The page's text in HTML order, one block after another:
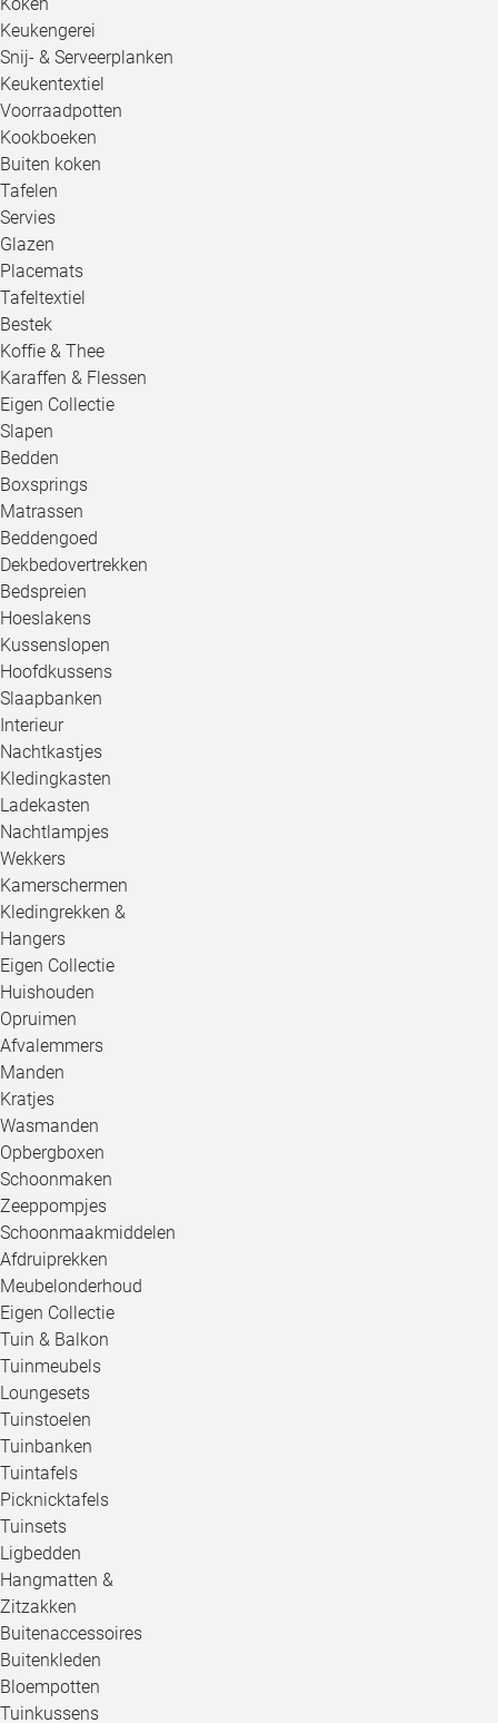
Keukengerei
Snij- & Serveerplanken
Keukentextiel
Voorraadpotten
Kookboeken
Buiten koken
Tafelen
Servies
Glazen
Placemats
Tafeltextiel
Bestek
Koffie & Thee
Karaffen & Flessen
Eigen Collectie
Slapen
Bedden
Boxsprings
Matrassen
Beddengoed
Dekbedovertrekken
Bedspreien
Hoeslakens
Kussenslopen
Hoofdkussens
Slaapbanken
Interieur
Nachtkastjes
Kledingkasten
Ladekasten
Nachtlampjes
Wekkers
Kamerschermen
Kledingrekken &
Hangers
Eigen Collectie
Huishouden
Opruimen
Afvalemmers
Manden
Kratjes
Wasmanden
Opbergboxen
Schoonmaken
Zeeppompjes
Schoonmaakmiddelen
Afdruiprekken
Meubelonderhoud
Eigen Collectie
Tuin & Balkon
Tuinmeubels
Loungesets
Tuinstoelen
Tuinbanken
Tuintafels
Picknicktafels
Tuinsets
Ligbedden
Hangmatten &
Zitzakken
Buitenaccessoires
Buitenkleden
Bloempotten
Tuinkussens